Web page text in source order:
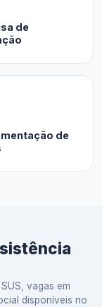
de
de
vagas em
disponíveis no